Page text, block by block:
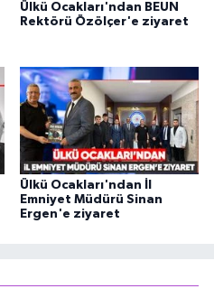
Ülkü Ocakları'ndan BEUN
Rektörü Özölçer'e ziyaret
Ülkü Ocakları'ndan İl
Emniyet Müdürü Sinan
Ergen'e ziyaret